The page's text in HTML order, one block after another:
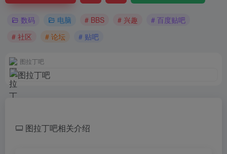
数码 电脑 # BBS # 兴趣
# 百度贴吧
# 社区
# 论坛 # 贴吧
图拉丁吧
图拉丁吧相关介绍